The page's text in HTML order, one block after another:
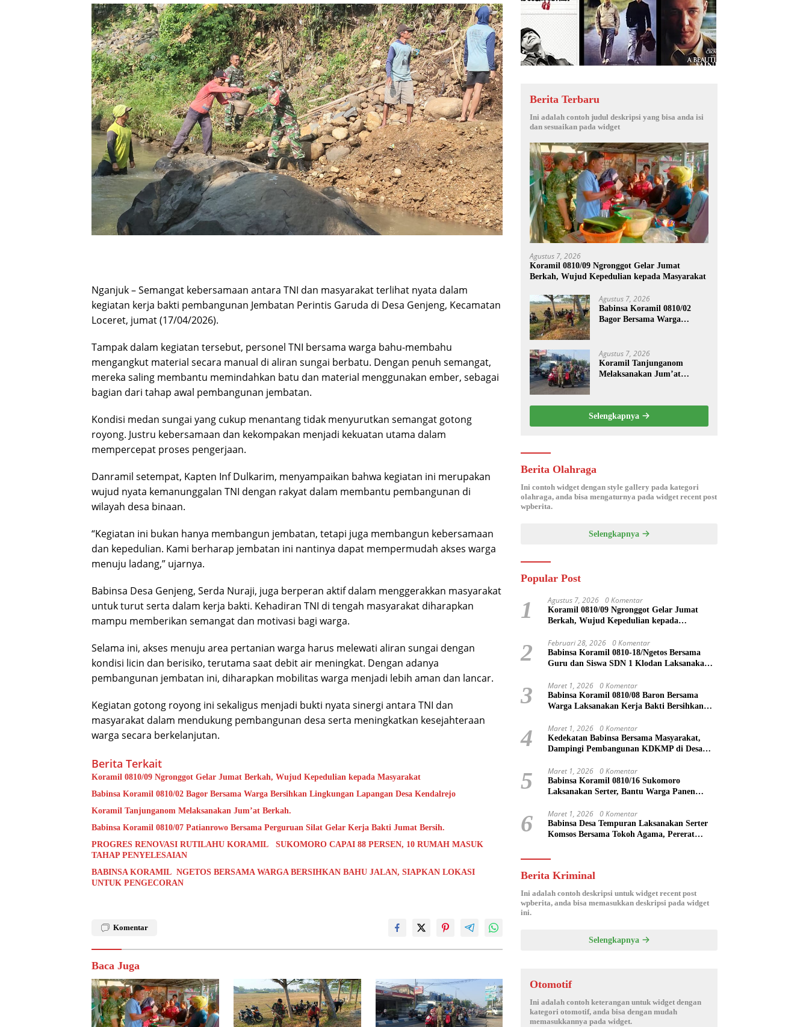
Nganjuk – Semangat kebersamaan antara TNI dan masyarakat terlihat nyata dalam
kegiatan kerja bakti pembangunan Jembatan Perintis Garuda di Desa Genjeng, Kecamatan
Loceret, jumat (17/04/2026).
Tampak dalam kegiatan tersebut, personel TNI bersama warga bahu-membahu
mengangkut material secara manual di aliran sungai berbatu. Dengan penuh semangat,
mereka saling membantu memindahkan batu dan material menggunakan ember, sebagai
bagian dari tahap awal pembangunan jembatan.
Kondisi medan sungai yang cukup menantang tidak menyurutkan semangat gotong
royong. Justru kebersamaan dan kekompakan menjadi kekuatan utama dalam
mempercepat proses pengerjaan.
Danramil setempat, Kapten Inf Dulkarim, menyampaikan bahwa kegiatan ini merupakan
wujud nyata kemanunggalan TNI dengan rakyat dalam membantu pembangunan di
wilayah desa binaan.
“Kegiatan ini bukan hanya membangun jembatan, tetapi juga membangun kebersamaan
dan kepedulian. Kami berharap jembatan ini nantinya dapat mempermudah akses warga
menuju ladang,” ujarnya.
Babinsa Desa Genjeng, Serda Nuraji, juga berperan aktif dalam menggerakkan masyarakat
untuk turut serta dalam kerja bakti. Kehadiran TNI di tengah masyarakat diharapkan
mampu memberikan semangat dan motivasi bagi warga.
Selama ini, akses menuju area pertanian warga harus melewati aliran sungai dengan
kondisi licin dan berisiko, terutama saat debit air meningkat. Dengan adanya
pembangunan jembatan ini, diharapkan mobilitas warga menjadi lebih aman dan lancar.
Kegiatan gotong royong ini sekaligus menjadi bukti nyata sinergi antara TNI dan
masyarakat dalam mendukung pembangunan desa serta meningkatkan kesejahteraan
warga secara berkelanjutan.
Berita Terkait
Koramil 0810/09 Ngronggot Gelar Jumat Berkah, Wujud Kepedulian kepada Masyarakat
Babinsa Koramil 0810/02 Bagor Bersama Warga Bersihkan Lingkungan Lapangan Desa Kendalrejo
Koramil Tanjunganom Melaksanakan Jum’at Berkah.
Babinsa Koramil 0810/07 Patianrowo Bersama Perguruan Silat Gelar Kerja Bakti Jumat Bersih.
PROGRES RENOVASI RUTILAHU KORAMIL SUKOMORO CAPAI 88 PERSEN, 10 RUMAH MASUK
TAHAP PENYELESAIAN
BABINSA KORAMIL NGETOS BERSAMA WARGA BERSIHKAN BAHU JALAN, SIAPKAN LOKASI
UNTUK PENGECORAN
Komentar
Baca Juga
Berita Terbaru
Ini adalah contoh judul deskripsi yang bisa anda isi
dan sesuaikan pada widget
Agustus 7, 2026
Koramil 0810/09 Ngronggot Gelar Jumat
Berkah, Wujud Kepedulian kepada Masyarakat
Agustus 7, 2026
Babinsa Koramil 0810/02
Bagor Bersama Warga
Agustus 7, 2026
Koramil Tanjunganom
Melaksanakan Jum’at
Selengkapnya
Berita Olahraga
Ini contoh widget dengan style gallery pada kategori
olahraga, anda bisa mengaturnya pada widget recent post
wpberita.
Selengkapnya
Popular Post
1 Agustus 7, 2026 0 Komentar
Koramil 0810/09 Ngronggot Gelar Jumat
Berkah, Wujud Kepedulian kepada
2 Februari 28, 2026 0 Komentar
Babinsa Koramil 0810-18/Ngetos Bersama
Guru dan Siswa SDN 1 Klodan Laksanakan
Polusi Udara
3 Maret 1, 2026 0 Komentar
Babinsa Koramil 0810/08 Baron Bersama
Warga Laksanakan Kerja Bakti Bersihkan
4 Maret 1, 2026 0 Komentar
Kedekatan Babinsa Bersama Masyarakat,
Dampingi Pembangunan KDKMP di Desa
5 Maret 1, 2026 0 Komentar
Babinsa Koramil 0810/16 Sukomoro
Laksanakan Serter, Bantu Warga Panen
6 Maret 1, 2026 0 Komentar
Babinsa Desa Tempuran Laksanakan Serter
Komsos Bersama Tokoh Agama, Pererat
Berita Kriminal
Ini adalah contoh deskripsi untuk widget recent post
wpberita, anda bisa memasukkan deskripsi pada widget
ini.
Selengkapnya
Otomotif
Ini adalah contoh keterangan untuk widget dengan
kategori otomotif, anda bisa dengan mudah
memasukkannya pada widget.